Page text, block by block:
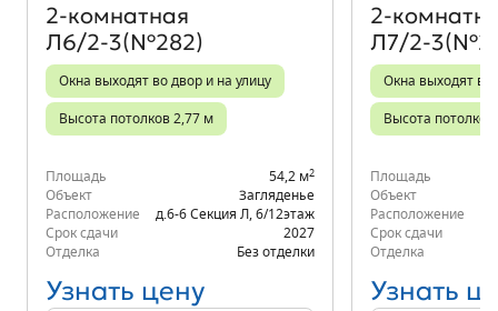
2‑комнатная
Л6/2-3(№282)
Окна выходят во двор и на улицу
Высота потолков 2,77 м
Площадь 54,2 м2
Объект
Загляденье
Расположение
д.6-6 Секция Л 6/12этаж
Срок сдачи
2027
Отделка
Без отделки
Узнать цену
Л7/2-
Окна выходят во
Высота
Площадь
Объект
Расположение
Срок сдачи
Отделка
Узнать